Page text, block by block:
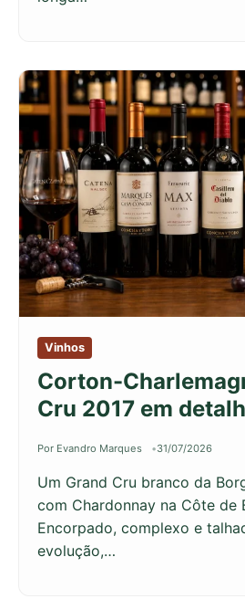
Vinhos
Corton-
Cru 2017 em
Por Evandro Marques 31/07/2026
Um Grand Cru branco da
com Chardonnay na Côte de
Encorpado, complexo e
evolução,…